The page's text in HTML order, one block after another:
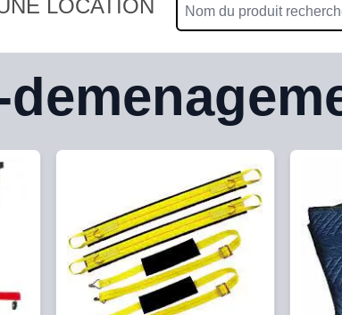
LOCATION